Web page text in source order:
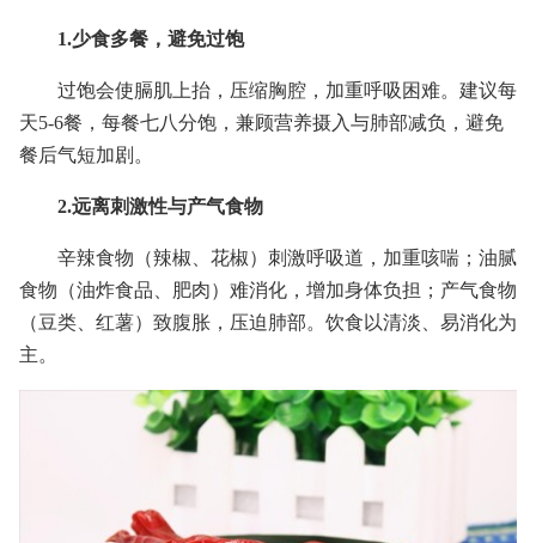
1.少食多餐，避免过饱
过饱会使膈肌上抬，压缩胸腔，加重呼吸困难。建议每
天5-6餐，每餐七八分饱，兼顾营养摄入与肺部减负，避免
餐后气短加剧。
2.远离刺激性与产气食物
辛辣食物（辣椒、花椒）刺激呼吸道，加重咳喘；油腻
食物（油炸食品、肥肉）难消化，增加身体负担；产气食物
（豆类、红薯）致腹胀，压迫肺部。饮食以清淡、易消化为
主。